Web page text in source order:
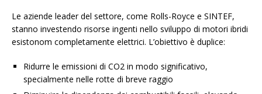
Le aziende leader del settore, come Rolls-Royce e SINTEF,
stanno investendo risorse ingenti nello sviluppo di motori ibridi
esistonom completamente elettrici. L’obiettivo è duplice:
Ridurre le emissioni di CO2 in modo significativo,
specialmente nelle rotte di breve raggio